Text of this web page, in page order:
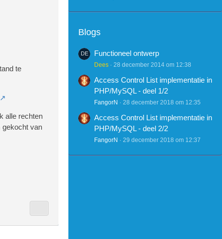
te
alle rechten
gekocht van
Blogs
Functioneel ontwerp
Dees 28 december 2014 om 12:38
Access Control List implementatie in
PHP/MySQL - deel 1/2
FangorN 28 december 2018 om 12:35
Access Control List implementatie in
PHP/MySQL - deel 2/2
FangorN 29 december 2018 om 12:37